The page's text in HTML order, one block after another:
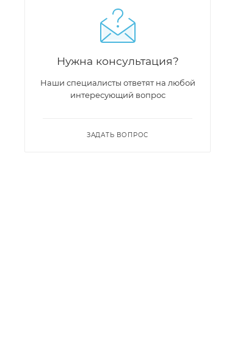
Нужна консультация?
Наши специалисты ответят на любой
интересующий вопрос
ЗАДАТЬ ВОПРОС